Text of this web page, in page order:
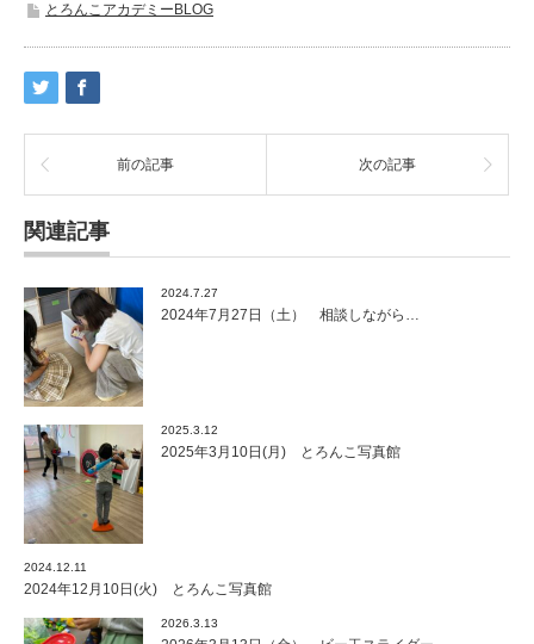
とろんこアカデミーBLOG
前の記事 次の記事
関連記事
2024.7.27
2024年7月27日（土） 相談しながら…
2025.3.12
2025年3月10日(月) とろんこ写真館
2024.12.11
2024年12月10日(火) とろんこ写真館
2026.3.13